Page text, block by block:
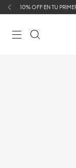
10% OFF EN TU